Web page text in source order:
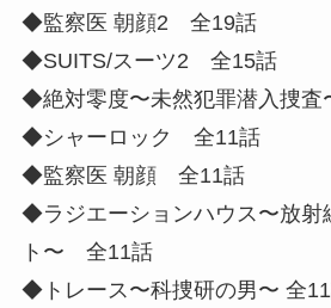
◆監察医 朝顔2 全19話
◆SUITS/スーツ2 全15話
◆絶対零度〜未然犯罪潜入捜
◆シャーロック 全11話
◆監察医 朝顔 全11話
◆ラジエーションハウス〜放射
ト〜 全11話
◆トレース〜科捜研の男〜 全